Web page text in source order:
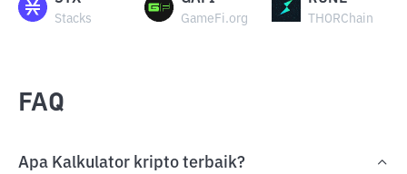
Stacks GameFi.org THORChain
FAQ
Apa Kalkulator kripto terbaik?